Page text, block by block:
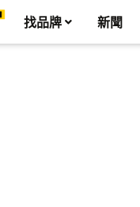
找品牌 新聞